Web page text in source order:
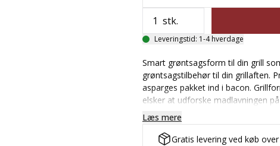
stk.
Leveringstid: 1-4 hverdage
Smart grøntsagsform til din grill
grøntsagstilbehør til din grillaften.
asparges pakket ind i bacon.
elsker at udforske madlavningen
Læs mere
Gratis levering ved køb